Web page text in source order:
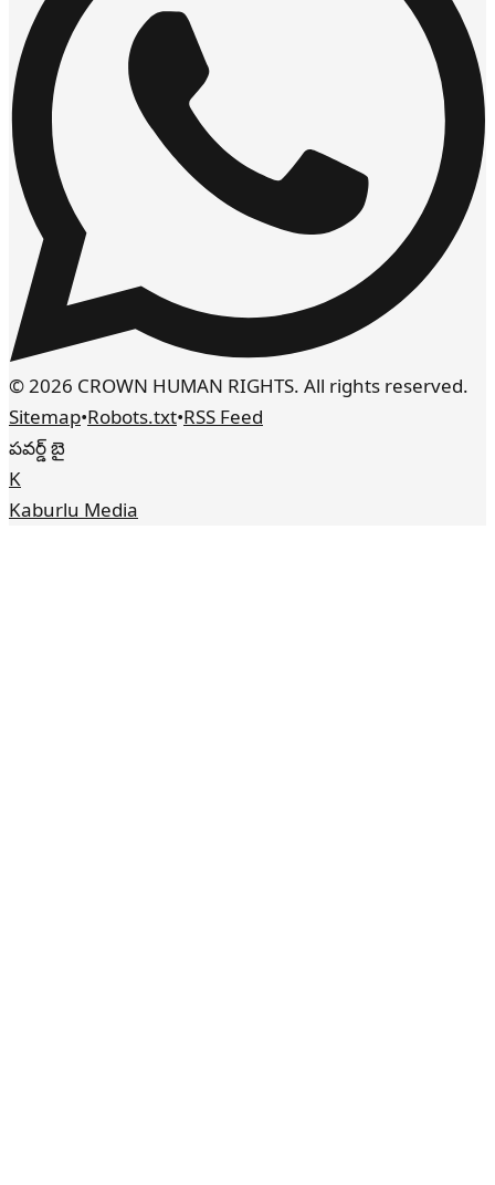
© 2026 CROWN HUMAN RIGHTS. All rights reserved.
Sitemap•Robots.txt•RSS Feed
పవర్డ్ బై
K
Kaburlu Media